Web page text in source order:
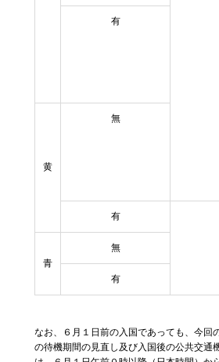
有
黄
無
有
青
無
有
なお、６月１日前の入国であっても、今回
の待機期間の見直し及び入国後の公共交通